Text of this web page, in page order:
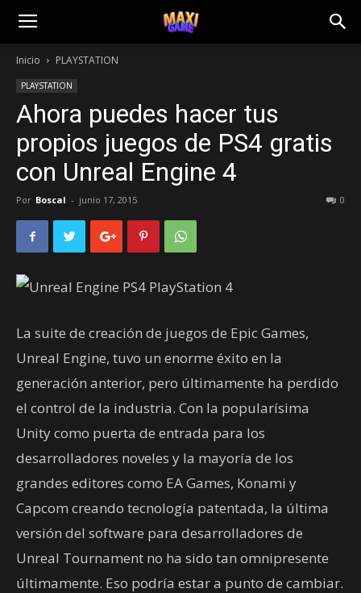
Inicio PLAYSTATION
PLAYSTATION
Ahora puedes hacer tus
propios juegos de PS4 gratis
con Unreal Engine 4
Por Boscal - junio 17, 2015 0
La suite de creación de juegos de Epic Games,
Unreal Engine, tuvo un enorme éxito en la
generación anterior, pero últimamente ha perdido
el control de la industria. Con la popularísima
Unity como puerta de entrada para los
desarrolladores noveles y la mayoría de los
grandes editores como EA Games, Konami y
Capcom creando tecnología patentada, la última
versión del software para desarrolladores de
Unreal Tournament no ha sido tan omnipresente
últimamente. Eso podría estar a punto de cambiar.